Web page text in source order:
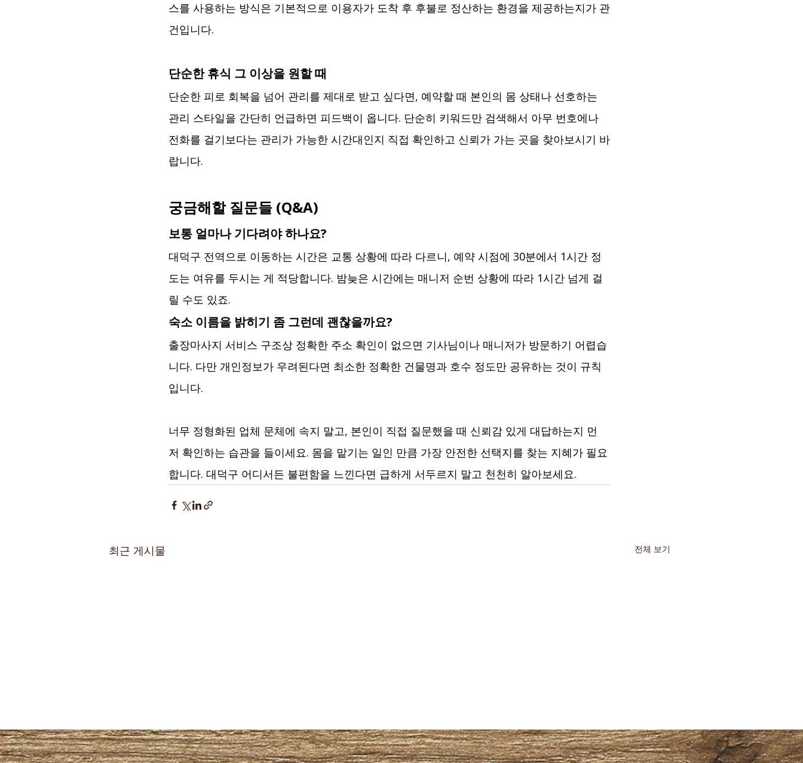
스를 사용하는 방식은 기본적으로 이용자가 도착 후 후불로 정산하는 환경을 제공하는지가 관
건입니다.
단순한 휴식 그 이상을 원할 때
단순한 피로 회복을 넘어 관리를 제대로 받고 싶다면, 예약할 때 본인의 몸 상태나 선호하는
관리 스타일을 간단히 언급하면 피드백이 옵니다. 단순히 키워드만 검색해서 아무 번호에나
전화를 걸기보다는 관리가 가능한 시간대인지 직접 확인하고 신뢰가 가는 곳을 찾아보시기 바
랍니다.
궁금해할 질문들 (Q&A)
보통 얼마나 기다려야 하나요?
대덕구 전역으로 이동하는 시간은 교통 상황에 따라 다르니, 예약 시점에 30분에서 1시간 정
도는 여유를 두시는 게 적당합니다. 밤늦은 시간에는 매니저 순번 상황에 따라 1시간 넘게 걸
릴 수도 있죠.
숙소 이름을 밝히기 좀 그런데 괜찮을까요?
출장마사지 서비스 구조상 정확한 주소 확인이 없으면 기사님이나 매니저가 방문하기 어렵습
니다. 다만 개인정보가 우려된다면 최소한 정확한 건물명과 호수 정도만 공유하는 것이 규칙
입니다.
너무 정형화된 업체 문체에 속지 말고, 본인이 직접 질문했을 때 신뢰감 있게 대답하는지 먼
저 확인하는 습관을 들이세요. 몸을 맡기는 일인 만큼 가장 안전한 선택지를 찾는 지혜가 필요
합니다. 대덕구 어디서든 불편함을 느낀다면 급하게 서두르지 말고 천천히 알아보세요.
최근 게시물 전체 보기
하동 출장안마 이용할 때 꼭 확
인해야 할 진짜 후불제 기준
이벤트가 제공합니다 이점을
마산스웨디시 마사지 준테라
함평타이 마사지 서비스를 위
한 일본인 마사지 비즈니스 트